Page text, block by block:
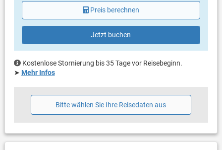
Preis berechnen
Jetzt buchen
Kostenlose Stornierung bis 35 Tage vor Reisebeginn.
➤ Mehr Infos
Bitte wählen Sie Ihre Reisedaten aus